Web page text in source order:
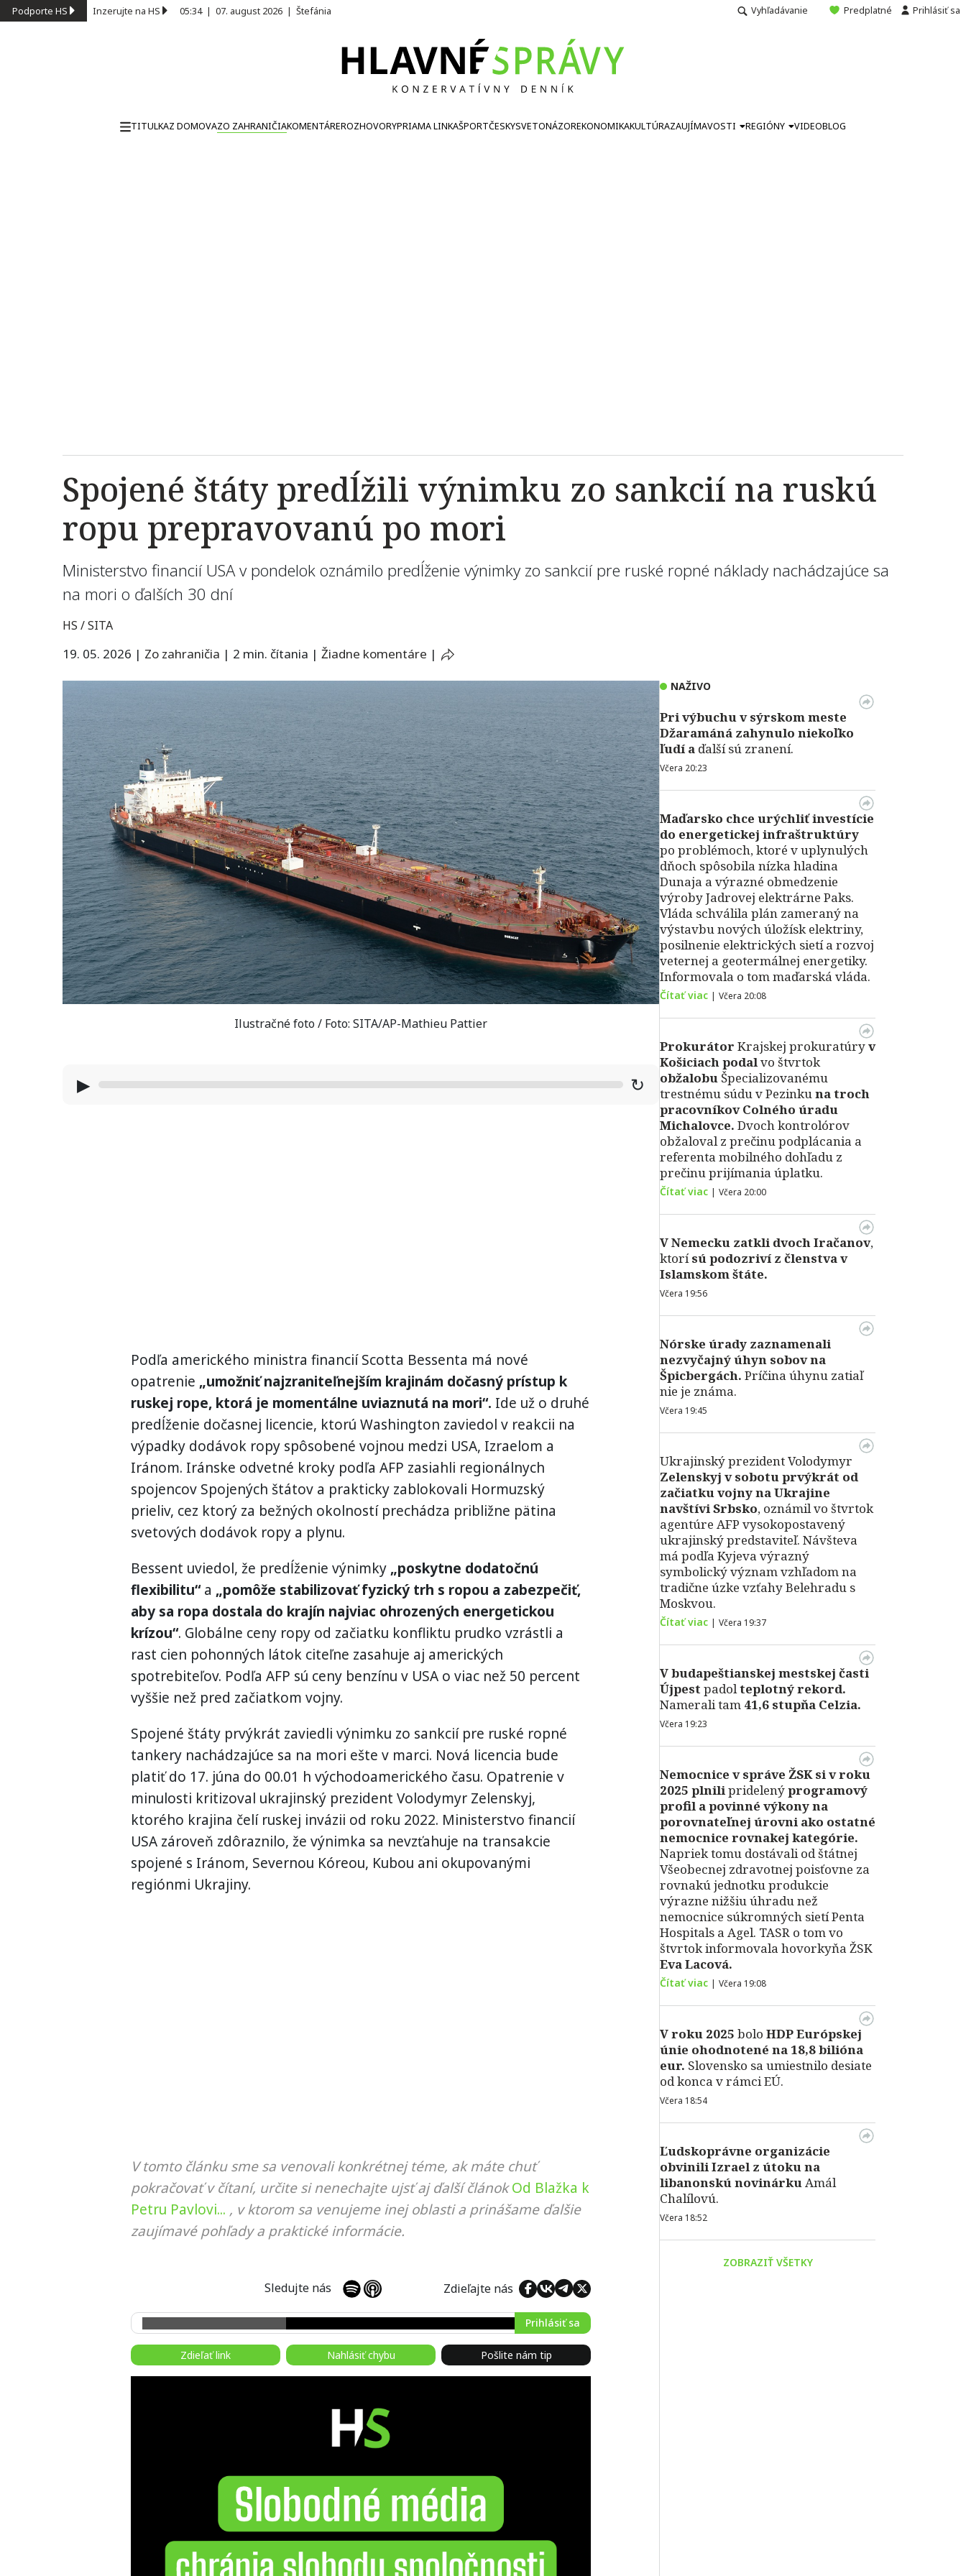
Podporte HS Inzerujte na HS 05:34| 07. august 2026 | Štefánia Vyhľadávanie Predplatné Prihlásiť sa
TITULKAZ DOMOVAZO ZAHRANIČIAKOMENTÁREROZHOVORYPRIAMA LINKAŠPORTČESKYSVETONÁZOREKONOMIKAKULTÚRAZAUJÍMAVOSTI REGIÓNY VIDEOBLOG
Spojené štáty predĺžili výnimku zo sankcií na ruskú
ropu prepravovanú po mori
Ministerstvo financií USA v pondelok oznámilo predĺženie výnimky zo sankcií pre ruské ropné náklady nachádzajúce sa
na mori o ďalších 30 dní
HS / SITA
19. 05. 2026 | Zo zahraničia | 2 min. čítania | Žiadne komentáre |
Ilustračné foto / Foto: SITA/AP-Mathieu Pattier
▶ ↻
Podľa amerického ministra financií Scotta Bessenta má nové
opatrenie „umožniť najzraniteľnejším krajinám dočasný prístup k
ruskej rope, ktorá je momentálne uviaznutá na mori“. Ide už o druhé
predĺženie dočasnej licencie, ktorú Washington zaviedol v reakcii na
výpadky dodávok ropy spôsobené vojnou medzi USA, Izraelom a
Iránom. Iránske odvetné kroky podľa AFP zasiahli regionálnych
spojencov Spojených štátov a prakticky zablokovali Hormuzský
prieliv, cez ktorý za bežných okolností prechádza približne pätina
svetových dodávok ropy a plynu.
Bessent uviedol, že predĺženie výnimky „poskytne dodatočnú
flexibilitu“a „pomôže stabilizovať fyzický trh s ropou a zabezpečiť,
aby sa ropa dostala do krajín najviac ohrozených energetickou
krízou“. Globálne ceny ropy od začiatku konfliktu prudko vzrástli a
rast cien pohonných látok citeľne zasahuje aj amerických
spotrebiteľov. Podľa AFP sú ceny benzínu v USA o viac než 50 percent
vyššie než pred začiatkom vojny.
Spojené štáty prvýkrát zaviedli výnimku zo sankcií pre ruské ropné
tankery nachádzajúce sa na mori ešte v marci. Nová licencia bude
platiť do 17. júna do 00.01 h východoamerického času. Opatrenie v
minulosti kritizoval ukrajinský prezident Volodymyr Zelenskyj,
ktorého krajina čelí ruskej invázii od roku 2022. Ministerstvo financií
USA zároveň zdôraznilo, že výnimka sa nevzťahuje na transakcie
spojené s Iránom, Severnou Kóreou, Kubou ani okupovanými
regiónmi Ukrajiny.
V tomto článku sme sa venovali konkrétnej téme, ak máte chuť
pokračovať v čítaní, určite si nenechajte ujsť aj ďalší článok Od Blažka k
Petru Pavlovi... , v ktorom sa venujeme inej oblasti a prinášame ďalšie
zaujímavé pohľady a praktické informácie.
Sledujte nás Zdieľajte nás
Prihlásiť sa
Zdieľať link Nahlásiť chybu Pošlite nám tip
NAŽIVO
Pri výbuchu v sýrskom meste
Džaramáná zahynulo niekoľko
ľudí a ďalší sú zranení.
Včera 20:23
Maďarsko chce urýchliť investície
do energetickej infraštruktúry
po problémoch, ktoré v uplynulých
dňoch spôsobila nízka hladina
Dunaja a výrazné obmedzenie
výroby Jadrovej elektrárne Paks.
Vláda schválila plán zameraný na
výstavbu nových úložísk elektriny,
posilnenie elektrických sietí a rozvoj
veternej a geotermálnej energetiky.
Informovala o tom maďarská vláda.
Čítať viac | Včera 20:08
Prokurátor Krajskej prokuratúryv
Košiciach podalvo štvrtok
obžalobu Špecializovanému
trestnému súdu v Pezinkuna troch
pracovníkov Colného úradu
Michalovce. Dvoch kontrolórov
obžaloval z prečinu podplácania a
referenta mobilného dohľadu z
prečinu prijímania úplatku.
Čítať viac | Včera 20:00
V Nemecku zatkli dvoch Iračanov,
ktorísú podozriví z členstva v
Islamskom štáte.
Včera 19:56
Nórske úrady zaznamenali
nezvyčajný úhyn sobov na
Špicbergách. Príčina úhynu zatiaľ
nie je známa.
Včera 19:45
Ukrajinský prezident Volodymyr
Zelenskyj v sobotu prvýkrát od
začiatku vojny na Ukrajine
navštívi Srbsko, oznámil vo štvrtok
agentúre AFP vysokopostavený
ukrajinský predstaviteľ. Návšteva
má podľa Kyjeva výrazný
symbolický význam vzhľadom na
tradične úzke vzťahy Belehradu s
Moskvou.
Čítať viac | Včera 19:37
Vbudapeštianskej mestskej časti
Újpestpadolteplotný rekord.
Namerali tam 41,6 stupňa Celzia.
Včera 19:23
Nemocnice v správe ŽSK si v roku
2025 plnilipridelenýprogramový
profil a povinné výkony na
porovnateľnej úrovni ako ostatné
nemocnice rovnakej kategórie.
Napriek tomu dostávali od štátnej
Všeobecnej zdravotnej poisťovne za
rovnakú jednotku produkcie
výrazne nižšiu úhradu než
nemocnice súkromných sietí Penta
Hospitals a Agel. TASR o tom vo
štvrtok informovala hovorkyňa ŽSK
Eva Lacová.
Čítať viac | Včera 19:08
V roku 2025 bolo HDPEurópskej
únie ohodnotené na 18,8 bilióna
eur. Slovensko sa umiestnilo desiate
od konca v rámci EÚ.
Včera 18:54
Ľudskoprávne organizácie
obvinili Izrael z útoku na
libanonskú novinárkuAmál
Chalílovú.
Včera 18:52
ZOBRAZIŤ VŠETKY